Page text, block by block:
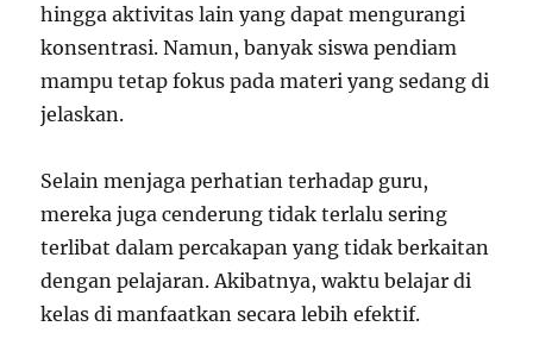
hingga aktivitas lain yang dapat mengurangi
konsentrasi. Namun, banyak siswa pendiam
mampu tetap fokus pada materi yang sedang di
jelaskan.
Selain menjaga perhatian terhadap guru,
mereka juga cenderung tidak terlalu sering
terlibat dalam percakapan yang tidak berkaitan
dengan pelajaran. Akibatnya, waktu belajar di
kelas di manfaatkan secara lebih efektif.